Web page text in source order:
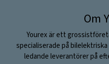
Om
Yourex är ett
specialiserade på
ledande leverantörer på